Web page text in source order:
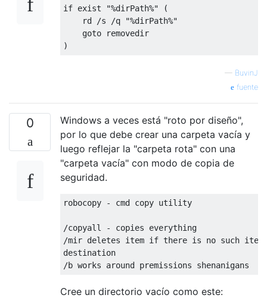
if exist "%dirPath%" (
    rd /s /q "%dirPath%"
    goto removedir
— BuvinJ
fuente
0
Windows a veces está "roto por diseño",
por lo que debe crear una carpeta vacía y
luego reflejar la "carpeta rota" con una
"carpeta vacía" con modo de copia de
seguridad.
robocopy - cmd copy utility
/copyall - copies everything
/mir deletes item if there is no such
destination
Cree un directorio vacío como este: